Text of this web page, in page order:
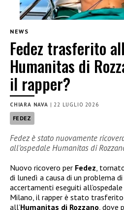
NEWS
Fedez trasferito
Humanitas di
il rapper?
CHIARA NAVA |22 LUGLIO 2026
FEDEZ
Fedez è stato nuovamente
all’ospedale Humanitas di
Nuovo ricovero per Fedez,
di lunedì a causa di un problema
accertamenti eseguiti
Milano, il rapper è stato
all’Humanitas di Rozzano, dove